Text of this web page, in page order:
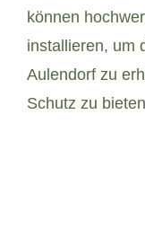
können
installieren, um
Aulendorf zu
Schutz zu